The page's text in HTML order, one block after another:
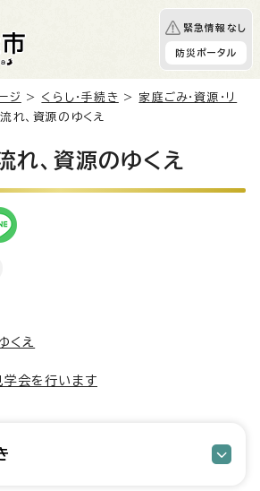
緊急情報なし
防災ポータル
ジ > くらし・手続き > 家庭ごみ・資源・リ
れ、資源のゆくえ
れ、資源のゆくえ
くえ
会を行います